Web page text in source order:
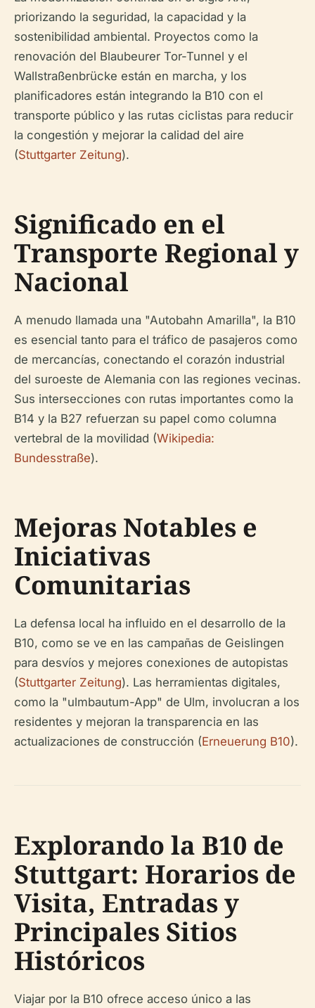
priorizando la seguridad, la capacidad y la
sostenibilidad ambiental. Proyectos como la
renovación del Blaubeurer Tor-Tunnel y el
Wallstraßenbrücke están en marcha, y los
planificadores están integrando la B10 con el
transporte público y las rutas ciclistas para reducir
la congestión y mejorar la calidad del aire
(Stuttgarter Zeitung).
Significado en el
Transporte Regional y
Nacional
A menudo llamada una "Autobahn Amarilla", la B10
es esencial tanto para el tráfico de pasajeros como
de mercancías, conectando el corazón industrial
del suroeste de Alemania con las regiones vecinas.
Sus intersecciones con rutas importantes como la
B14 y la B27 refuerzan su papel como columna
vertebral de la movilidad (Wikipedia:
Bundesstraße).
Mejoras Notables e
Iniciativas
Comunitarias
La defensa local ha influido en el desarrollo de la
B10, como se ve en las campañas de Geislingen
para desvíos y mejores conexiones de autopistas
(Stuttgarter Zeitung). Las herramientas digitales,
como la "ulmbautum-App" de Ulm, involucran a los
residentes y mejoran la transparencia en las
actualizaciones de construcción (Erneuerung B10).
Explorando la B10 de
Stuttgart: Horarios de
Visita, Entradas y
Principales Sitios
Históricos
Viajar por la B10 ofrece acceso único a las